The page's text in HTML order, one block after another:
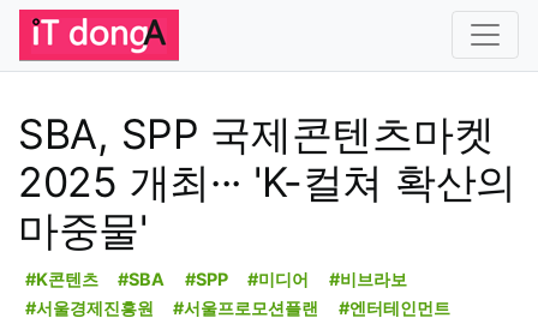
SBA, SPP 국제콘텐츠마켓
2025 개최··· 'K-컬쳐 확산의
마중물'
#K콘텐츠 #SBA #SPP #미디어
#비브라보
#서울경제진흥원
#서울프로모션플랜
#엔터테인먼트